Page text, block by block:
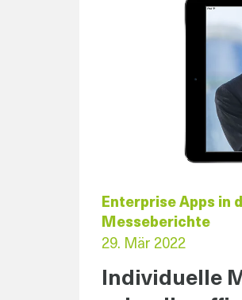
Enterprise Apps in
Messeberichte
29. Mär 2022
Individuelle